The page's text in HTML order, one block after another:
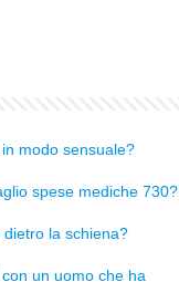
modo sensuale?
spese mediche 730?
la schiena?
un uomo che ha